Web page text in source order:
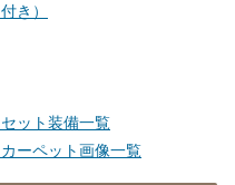
き）
ット装備一覧
ーペット画像一覧